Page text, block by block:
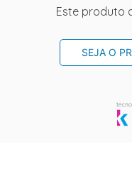
Este produto
SEJA O